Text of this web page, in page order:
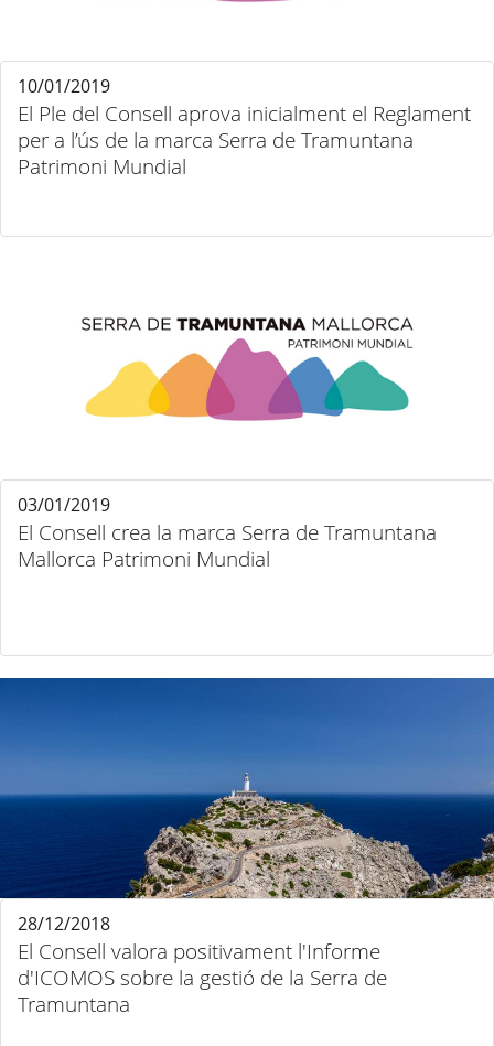
El Ple del Consell aprova inicialment el Reglament
per a l’ús de la marca Serra de Tramuntana
Patrimoni Mundial
10/01/2019
El Consell crea la marca Serra de Tramuntana
Mallorca Patrimoni Mundial
03/01/2019
El Consell valora positivament l'Informe
d'ICOMOS sobre la gestió de la Serra de
Tramuntana
28/12/2018